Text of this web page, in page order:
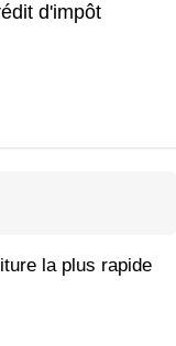
d'impôt
la plus rapide